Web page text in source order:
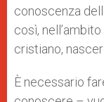
conoscenza
così,
cristiano,
È necessario